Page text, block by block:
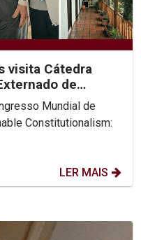
visita Cátedra
de
Mundial de
Constitutionalism:
LER MAIS